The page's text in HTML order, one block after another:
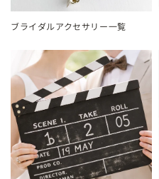
ブライダルアクセサリー一覧